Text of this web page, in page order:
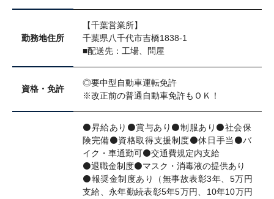
勤務地住所
【千葉営業所】
千葉県八千代市吉橋1838-1
■配送先：工場、問屋
資格・免許
◎要中型自動車運転免許
※改正前の普通自動車免許もＯＫ！
⚫️昇給あり⚫️賞与あり⚫️制服あり⚫️社会保
険完備⚫️資格取得支援制度⚫️休日手当⚫️バ
イク・車通勤可⚫️交通費規定内支給
⚫️退職金制度⚫️マスク・消毒液の提供あり
⚫️報奨金制度あり（無事故表彰3年、5万円
支給、永年勤続表彰5年5万円、10年10万円